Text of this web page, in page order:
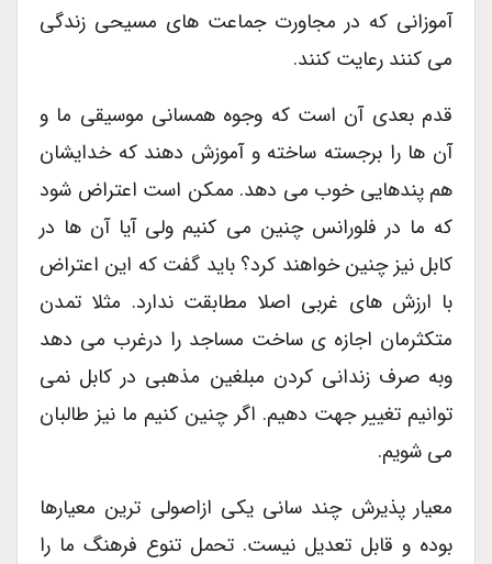
آموزانی که در مجاورت جماعت های مسیحی زندگی
می کنند رعایت کنند.
قدم بعدی آن است که وجوه همسانی موسیقی ما و
آن ها را برجسته ساخته و آموزش دهند که خدایشان
هم پندهایی خوب می دهد. ممکن است اعتراض شود
که ما در فلورانس چنین می کنیم ولی آیا آن ها در
کابل نیز چنین خواهند کرد؟ باید گفت که این اعتراض
با ارزش های غربی اصلا مطابقت ندارد. مثلا تمدن
متکثرمان اجازه ی ساخت مساجد را درغرب می دهد
وبه صرف زندانی کردن مبلغین مذهبی در کابل نمی
توانیم تغییر جهت دهیم. اگر چنین کنیم ما نیز طالبان
می شویم.
معیار پذیرش چند سانی یکی ازاصولی ترین معیارها
بوده و قابل تعدیل نیست. تحمل تنوع فرهنگ ما را